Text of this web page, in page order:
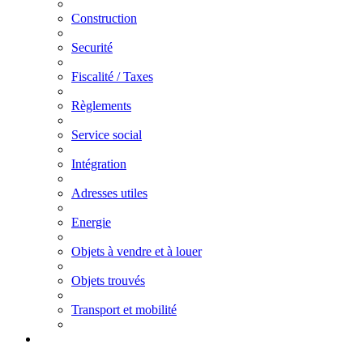
Construction
Securité
Fiscalité / Taxes
Règlements
Service social
Intégration
Adresses utiles
Energie
Objets à vendre et à louer
Objets trouvés
Transport et mobilité